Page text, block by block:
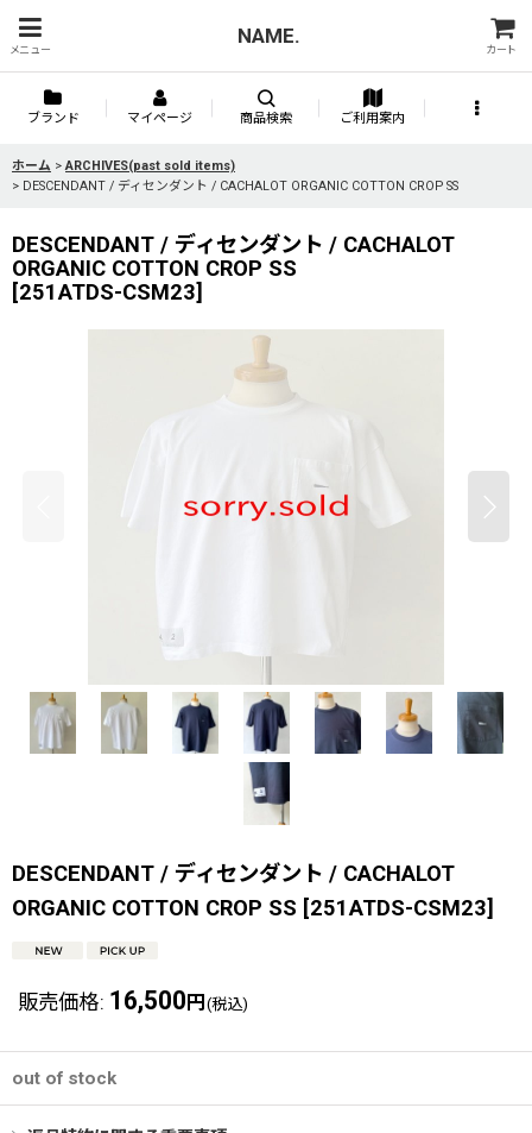
メニュー
NAME.
カート
ブランド マイページ 商品検索 ご利用案内
ホーム > ARCHIVES(past sold items)
> DESCENDANT / ディセンダント / CACHALOT ORGANIC COTTON CROP SS
DESCENDANT / ディセンダント / CACHALOT
ORGANIC COTTON CROP SS
[251ATDS-CSM23]
DESCENDANT / ディセンダント / CACHALOT
ORGANIC COTTON CROP SS [251ATDS-CSM23]
販売価格: 16,500 円 (税込)
out of stock